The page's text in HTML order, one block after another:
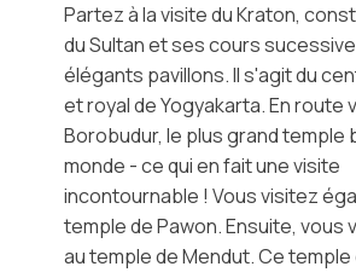
Partez à la visite du Kraton,
du Sultan et ses cours
élégants pavillons. Il s'agit du
et royal de Yogyakarta. En route
Borobudur, le plus grand temple
monde - ce qui en fait une visite
incontournable ! Vous visitez
temple de Pawon. Ensuite, vous
au temple de Mendut. Ce